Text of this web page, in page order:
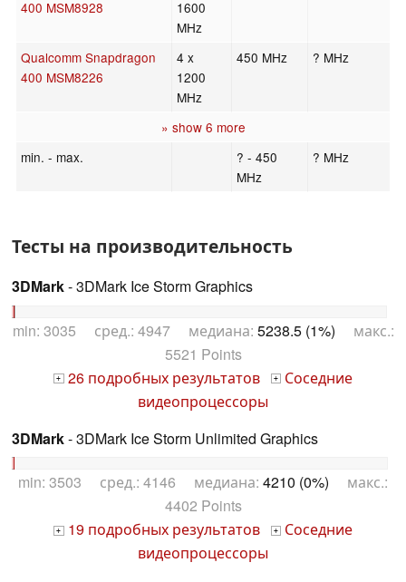
400 MSM8928
1600
MHz
Qualcomm Snapdragon
400 MSM8226
4 x
1200
MHz
450 MHz ? MHz
» show 6 more
min. - max.
? - 450
MHz
? MHz
Тесты на производительность
3DMark- 3DMark Ice Storm Graphics
min: 3035 сред.: 4947 медиана: 5238.5 (1%) макс.:
5521 Points
+ 26 подробных результатов +
Соседние
видеопроцессоры
3DMark- 3DMark Ice Storm Unlimited Graphics
min: 3503 сред.: 4146 медиана: 4210 (0%) макс.:
4402 Points
+ 19 подробных результатов +
Соседние
видеопроцессоры